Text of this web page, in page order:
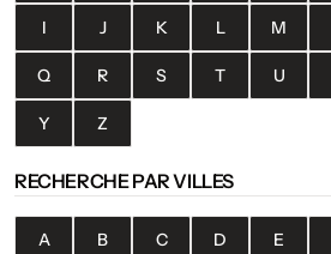
I J K L M
Q R S T U
Y Z
RECHERCHE PAR VILLES
A B C D E